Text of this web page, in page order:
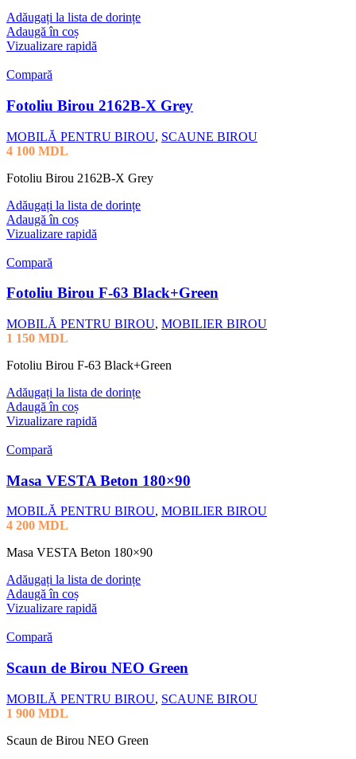
Adăugați la lista de dorințe
Adaugă în coș
Vizualizare rapidă
Compară
Fotoliu Birou 2162B-X Grey
MOBILĂ PENTRU BIROU, SCAUNE BIROU
4 100 MDL
Fotoliu Birou 2162B-X Grey
Adăugați la lista de dorințe
Adaugă în coș
Vizualizare rapidă
Compară
Fotoliu Birou F-63 Black+Green
MOBILĂ PENTRU BIROU, MOBILIER BIROU
1 150 MDL
Fotoliu Birou F-63 Black+Green
Adăugați la lista de dorințe
Adaugă în coș
Vizualizare rapidă
Compară
Masa VESTA Beton 180×90
MOBILĂ PENTRU BIROU, MOBILIER BIROU
4 200 MDL
Masa VESTA Beton 180×90
Adăugați la lista de dorințe
Adaugă în coș
Vizualizare rapidă
Compară
Scaun de Birou NEO Green
MOBILĂ PENTRU BIROU, SCAUNE BIROU
1 900 MDL
Scaun de Birou NEO Green